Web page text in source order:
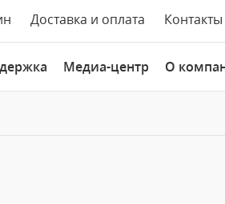
Доставка и оплата Контакты
Медиа-центр О